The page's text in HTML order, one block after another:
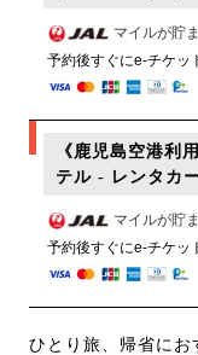
マイルが貯
予約後すぐにe-チケッ
《鹿児島空港利
テル - レンタカ
マイルが貯
予約後すぐにe-チケッ
ひとり旅、帰省にお